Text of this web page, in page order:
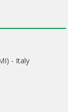
- Italy